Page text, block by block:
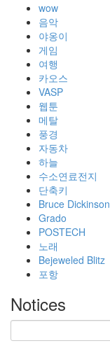
wow
음악
야옹이
게임
여행
카오스
VASP
웹툰
메탈
풍경
자동차
하늘
수소연료전지
단축키
Bruce Dickinson
Grado
POSTECH
노래
Bejeweled Blitz
포항
Notices